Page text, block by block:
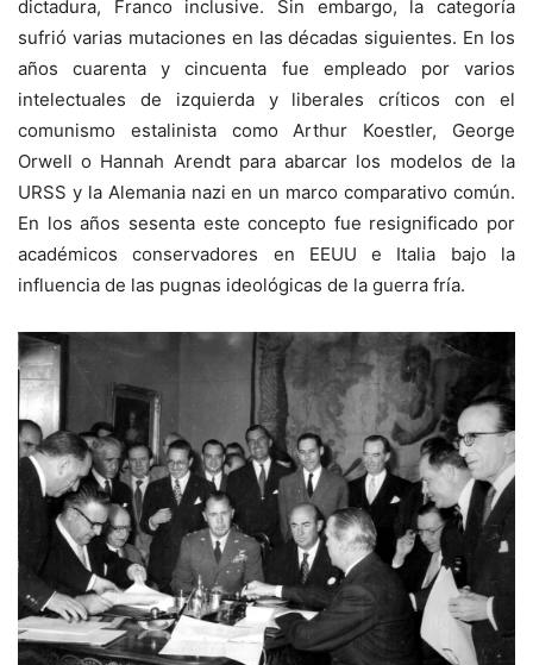
dictadura, Franco inclusive. Sin embargo, la categoría
sufrió varias mutaciones en las décadas siguientes. En los
años cuarenta y cincuenta fue empleado por varios
intelectuales de izquierda y liberales críticos con el
comunismo estalinista como Arthur Koestler, George
Orwell o Hannah Arendt para abarcar los modelos de la
URSS y la Alemania nazi en un marco comparativo común.
En los años sesenta este concepto fue resignificado por
académicos conservadores en EEUU e Italia bajo la
influencia de las pugnas ideológicas de la guerra fría.